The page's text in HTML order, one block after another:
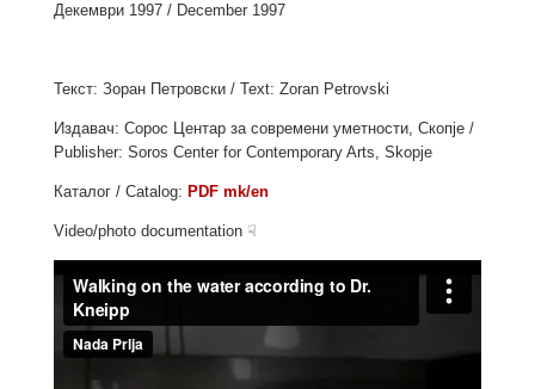
Декември 1997 / December 1997
Текст: Зоран Петровски / Text: Zoran Petrovski
Издавач: Сорос Центар за современи уметности, Скопје /
Publisher: Soros Center for Contemporary Arts, Skopje
Каталог / Catalog: PDF mk/en
Video/photo documentation ☟